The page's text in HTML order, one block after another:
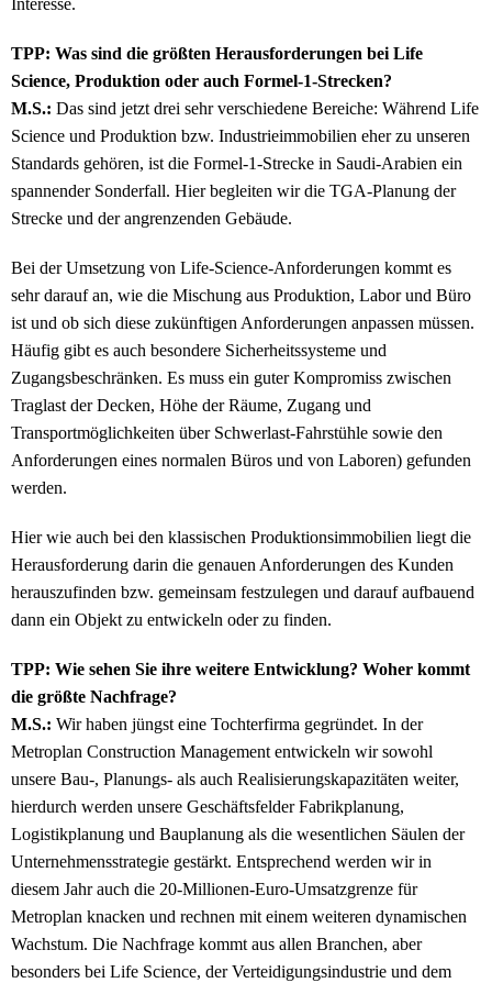
Interesse.
TPP: Was sind die größten Herausforderungen bei Life
Science, Produktion oder auch Formel-1-Strecken?
M.S.: Das sind jetzt drei sehr verschiedene Bereiche: Während Life
Science und Produktion bzw. Industrieimmobilien eher zu unseren
Standards gehören, ist die Formel-1-Strecke in Saudi-Arabien ein
spannender Sonderfall. Hier begleiten wir die TGA-Planung der
Strecke und der angrenzenden Gebäude.
Bei der Umsetzung von Life-Science-Anforderungen kommt es
sehr darauf an, wie die Mischung aus Produktion, Labor und Büro
ist und ob sich diese zukünftigen Anforderungen anpassen müssen.
Häufig gibt es auch besondere Sicherheitssysteme und
Zugangsbeschränken. Es muss ein guter Kompromiss zwischen
Traglast der Decken, Höhe der Räume, Zugang und
Transportmöglichkeiten über Schwerlast-Fahrstühle sowie den
Anforderungen eines normalen Büros und von Laboren) gefunden
werden.
Hier wie auch bei den klassischen Produktionsimmobilien liegt die
Herausforderung darin die genauen Anforderungen des Kunden
herauszufinden bzw. gemeinsam festzulegen und darauf aufbauend
dann ein Objekt zu entwickeln oder zu finden.
TPP: Wie sehen Sie ihre weitere Entwicklung? Woher kommt
die größte Nachfrage?
M.S.: Wir haben jüngst eine Tochterfirma gegründet. In der
Metroplan Construction Management entwickeln wir sowohl
unsere Bau-, Planungs- als auch Realisierungskapazitäten weiter,
hierdurch werden unsere Geschäftsfelder Fabrikplanung,
Logistikplanung und Bauplanung als die wesentlichen Säulen der
Unternehmensstrategie gestärkt. Entsprechend werden wir in
diesem Jahr auch die 20-Millionen-Euro-Umsatzgrenze für
Metroplan knacken und rechnen mit einem weiteren dynamischen
Wachstum. Die Nachfrage kommt aus allen Branchen, aber
besonders bei Life Science, der Verteidigungsindustrie und dem